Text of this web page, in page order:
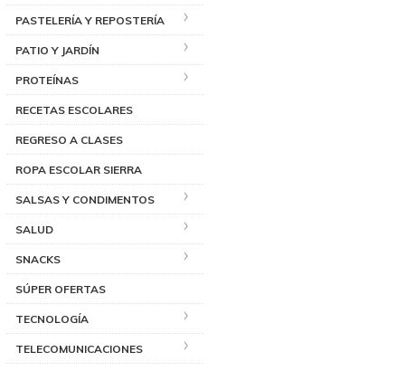
PASTELERÍA Y REPOSTERÍA
PATIO Y JARDÍN
PROTEÍNAS
RECETAS ESCOLARES
REGRESO A CLASES
ROPA ESCOLAR SIERRA
SALSAS Y CONDIMENTOS
SALUD
SNACKS
SÚPER OFERTAS
TECNOLOGÍA
TELECOMUNICACIONES